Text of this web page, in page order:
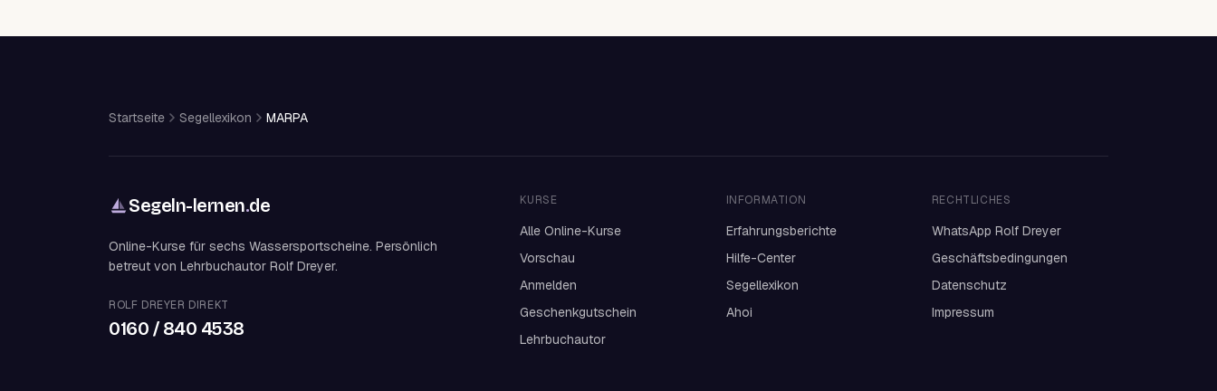
Startseite Segellexikon MARPA
Segeln-lernen.de
Online-Kurse für sechs Wassersportscheine. Persönlich
betreut von Lehrbuchautor Rolf Dreyer.
ROLF DREYER DIREKT
0160 / 840 4538
KURSE
Alle Online-Kurse
Vorschau
Anmelden
Geschenkgutschein
Lehrbuchautor
INFORMATION
Erfahrungsberichte
Hilfe-Center
Segellexikon
Ahoi
RECHTLICHES
WhatsApp Rolf Dreyer
Geschäftsbedingungen
Datenschutz
Impressum